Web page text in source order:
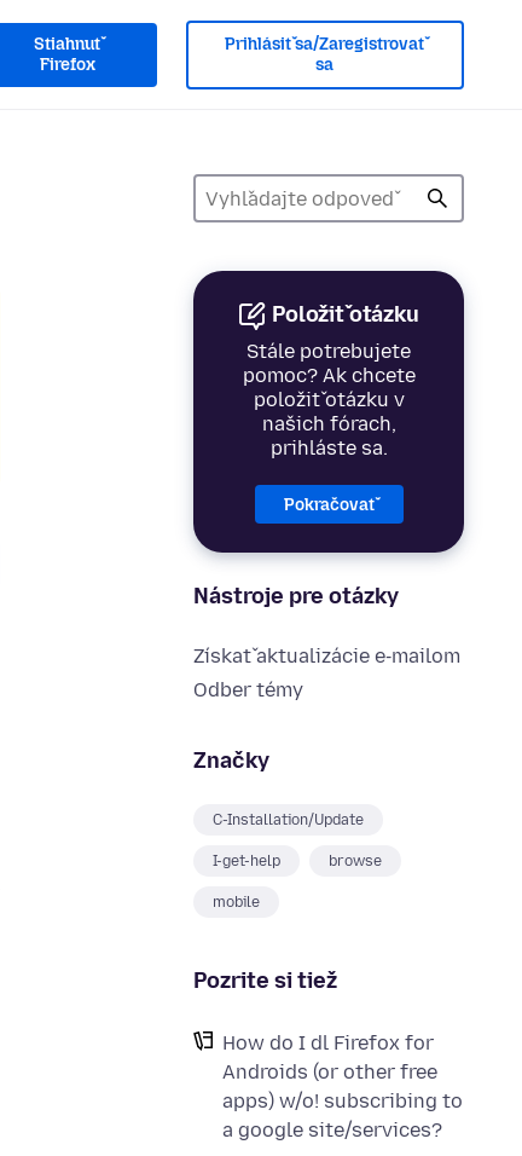
Stiahnuť
Firefox
Prihlásiť sa/Zaregistrovať
sa
Položiť otázku
Stále potrebujete
pomoc? Ak chcete
položiť otázku v
našich fórach,
prihláste sa.
Pokračovať
Nástroje pre otázky
Získať aktualizácie e‑mailom
Odber témy
Značky
C-Installation/Update
I-get-help browse
mobile
Pozrite si tiež
How do I dl Firefox for
Androids (or other free
apps) w/o! subscribing to
a google site/services?